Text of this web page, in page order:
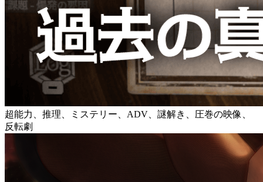
超能力、推理、ミステリー、ADV、謎解き、圧巻の映像、
反転劇